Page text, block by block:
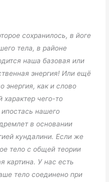
сохранилось, в йоге
тела, в районе
наша базовая или
энергия! Или ещё
энергия, как и слово
чего-то
нашего
в основании
кундалини. Если же
тело с общей теории
картина. У нас есть
тело соединено при